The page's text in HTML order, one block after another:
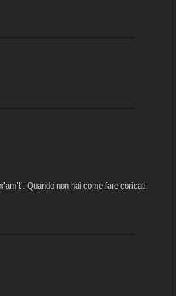
Quando non hai come fare coricati